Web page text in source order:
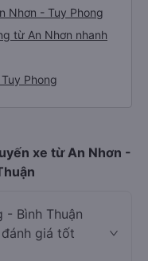
Nhơn - Tuy Phong
từ An Nhơn nhanh
Phong
xe từ An Nhơn -
- Bình Thuận
giá tốt